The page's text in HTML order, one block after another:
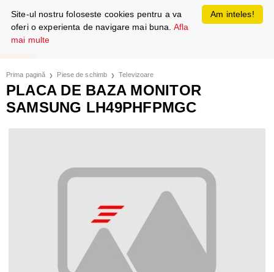
Prima pagină Piese de schimb Televizoare
PLACA DE BAZA MONITOR
SAMSUNG LH49PHFPMGC
Am inteles!
Site-ul nostru foloseste cookies pentru a va
oferi o experienta de navigare mai buna. Afla
mai multe